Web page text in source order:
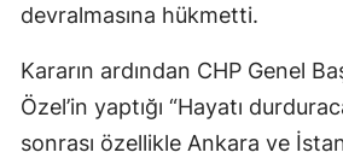
devralmasına hükmetti.
Kararın ardından CHP Genel
Özel’in yaptığı “Hayatı
sonrası özellikle Ankara ve